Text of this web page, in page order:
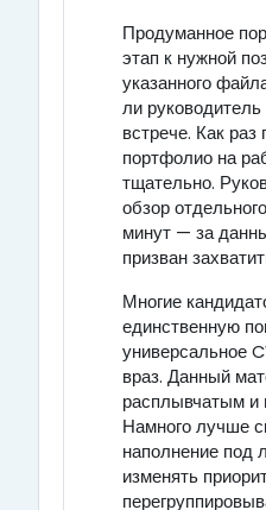
Продуманное
этап к нужной
указанного
ли
встрече. Как раз
портфолио на
тщательно.
обзор
минут — за
призван
Многие
единственную
универсальное
враз. Данный
расплывчатым и
Намного лучше
наполнение под
изменять